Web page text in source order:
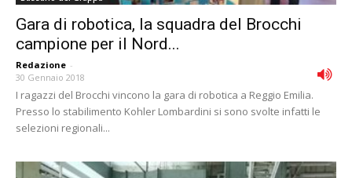
Gara di robotica, la squadra del Brocchi
campione per il Nord...
Redazione -
30 Gennaio 2018
I ragazzi del Brocchi vincono la gara di robotica a Reggio Emilia.
Presso lo stabilimento Kohler Lombardini si sono svolte infatti le
selezioni regionali...